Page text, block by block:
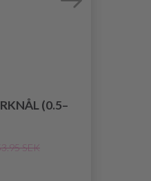
(0.5–
SEK